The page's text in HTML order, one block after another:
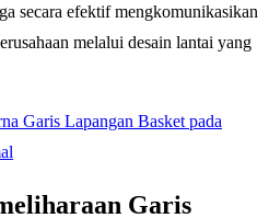
secara efektif mengkomunikasikan
melalui desain lantai yang
Garis Lapangan Basket pada
Garis